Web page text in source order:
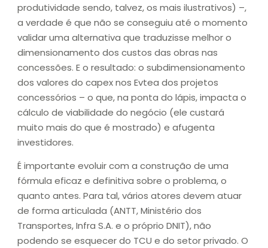
produtividade sendo, talvez, os mais ilustrativos) –,
a verdade é que não se conseguiu até o momento
validar uma alternativa que traduzisse melhor o
dimensionamento dos custos das obras nas
concessões. E o resultado: o subdimensionamento
dos valores do capex nos Evtea dos projetos
concessórios – o que, na ponta do lápis, impacta o
cálculo de viabilidade do negócio (ele custará
muito mais do que é mostrado) e afugenta
investidores.
É importante evoluir com a construção de uma
fórmula eficaz e definitiva sobre o problema, o
quanto antes. Para tal, vários atores devem atuar
de forma articulada (ANTT, Ministério dos
Transportes, Infra S.A. e o próprio DNIT), não
podendo se esquecer do TCU e do setor privado. O